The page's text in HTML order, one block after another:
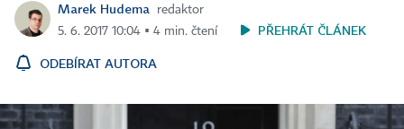
Marek Hudema
redaktor
5. 6. 2017 10:04 ▪ 4 min. čtení
PŘEHRÁT ČLÁNEK
ODEBÍRAT AUTORA